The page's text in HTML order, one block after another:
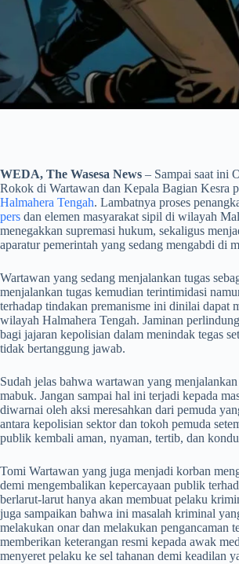
WEDA, The Wasesa News – Sampai saat ini
Rokok di Wartawan dan Kepala Bagian Kesra
Halmahera Tengah. Lambatnya proses
pers dan elemen masyarakat sipil di wilayah
menegakkan supremasi hukum, sekaligus
aparatur pemerintah yang sedang mengabdi di
​Wartawan yang sedang menjalankan tugas
menjalankan tugas kemudian terintimidasi
terhadap tindakan premanisme ini dinilai dapat
wilayah Halmahera Tengah. Jaminan
bagi jajaran kepolisian dalam menindak tegas
tidak bertanggung jawab.
​Sudah jelas bahwa wartawan yang
mabuk. Jangan sampai hal ini terjadi kepada
diwarnai oleh aksi meresahkan dari pemuda
antara kepolisian sektor dan tokoh pemuda
publik kembali aman, nyaman, tertib, dan
​Tomi Wartawan yang juga menjadi korban
demi mengembalikan kepercayaan publik
berlarut-larut hanya akan membuat pelaku
juga sampaikan bahwa ini masalah kriminal
melakukan onar dan melakukan pengancaman
memberikan keterangan resmi kepada awak
menyeret pelaku ke sel tahanan demi keadilan